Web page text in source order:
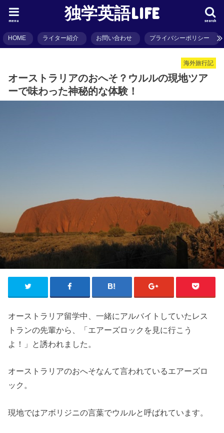
独学英語LIFE search
menu
HOME ライター紹介 お問い合わせ プライバシーポリシー
海外旅行記
オーストラリアのおへそ？ウルルの現地ツア
ーで味わった神秘的な体験！
オーストラリア留学中、一緒にアルバイトしていたレス
トランの先輩から、「エアーズロックを見に行こう
よ！」と誘われました。
オーストラリアのおへそなんて言われているエアーズロ
ック。
現地ではアボリジニの言葉でウルルと呼ばれています。